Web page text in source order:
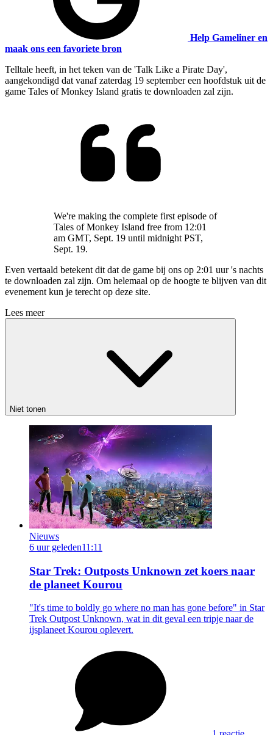
Help Gameliner en
maak ons een favoriete bron
Telltale heeft, in het teken van de 'Talk Like a Pirate Day',
aangekondigd dat vanaf zaterdag 19 september een hoofdstuk uit de
game Tales of Monkey Island gratis te downloaden zal zijn.
We're making the complete first episode of
Tales of Monkey Island free from 12:01
am GMT, Sept. 19 until midnight PST,
Sept. 19.
Even vertaald betekent dit dat de game bij ons op 2:01 uur 's nachts
te downloaden zal zijn. Om helemaal op de hoogte te blijven van dit
evenement kun je terecht op deze site.
Lees meer
Niet tonen
Nieuws
6 uur geleden11:11
Star Trek: Outposts Unknown zet koers naar
de planeet Kourou
"It's time to boldly go where no man has gone before" in Star
Trek Outpost Unknown, wat in dit geval een tripje naar de
ijsplaneet Kourou oplevert.